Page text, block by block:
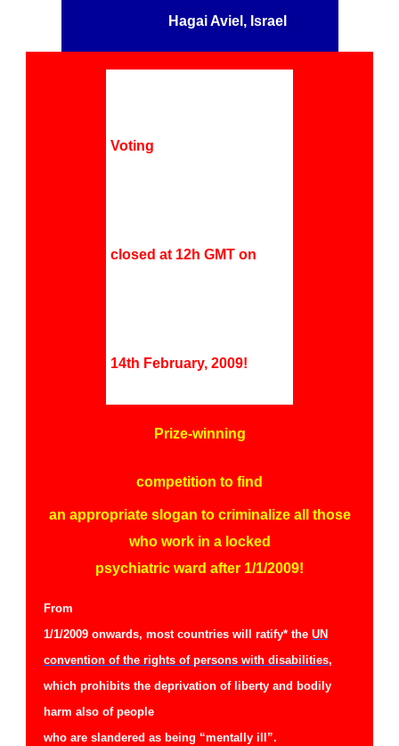
Hagai Aviel, Israel
Voting
closed at 12h GMT on
14th February, 2009!
Prize-winning
competition to find
an appropriate slogan to criminalize all those
who work in a locked
psychiatric ward after 1/1/2009!
From
1/1/2009 onwards, most countries will ratify* the UN
convention of the rights of persons with disabilities,
which prohibits the deprivation of liberty and bodily
harm also of people
who are slandered as being “mentally ill”.